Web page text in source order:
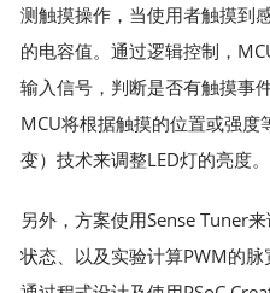
测触摸操作，当使用者触摸到
的电容值。通过逻辑控制，
输入信号，判断是否有触摸事
MCU将根据触摸的位置或强度
变）技术来调整LED灯的亮度。
另外，方案使用Sense Tuner
状态、以及实验计算PWM的